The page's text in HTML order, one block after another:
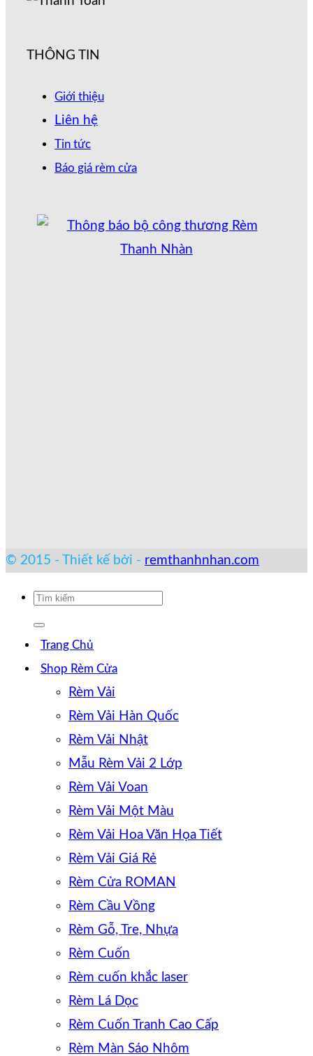
THÔNG TIN
Giới thiệu
Liên hệ
Tin tức
Báo giá rèm cửa
© 2015 - Thiết kế bởi - remthanhnhan.com
Tìm
kiếm:
Trang Chủ
Shop Rèm Cửa
Rèm Vải
Rèm Vải Hàn Quốc
Rèm Vải Nhật
Mẫu Rèm Vải 2 Lớp
Rèm Vải Voan
Rèm Vải Một Màu
Rèm Vải Hoa Văn Họa Tiết
Rèm Vải Giá Rẻ
Rèm Cửa ROMAN
Rèm Cầu Vồng
Rèm Gỗ, Tre, Nhựa
Rèm Cuốn
Rèm cuốn khắc laser
Rèm Lá Dọc
Rèm Cuốn Tranh Cao Cấp
Rèm Màn Sáo Nhôm